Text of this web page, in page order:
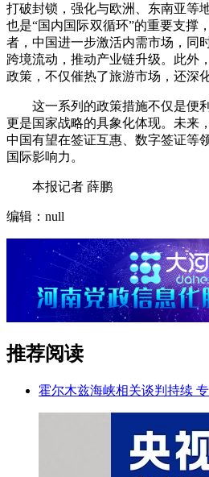
打破封锁，强化与欧洲、东南亚等
也是“国内国际双循环”的重要支撑
者，中国进一步激活内需市场，同
跨境流动，推动产业链升级。此外
政策，不仅催热了旅游市场，还深
这一系列的政策措施不仅是便利
更是国家战略的具象化体现。未来
中国有望在签证互惠、数字签证等
国际影响力。
本报记者 薛鹏
编辑：null
推荐阅读
霍尔木兹海峡相关谈判持续